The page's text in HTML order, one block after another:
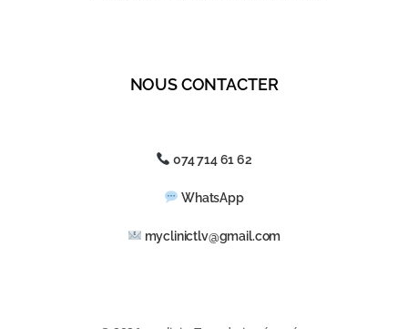
NOUS CONTACTER
074 714 61 62
WhatsApp
myclinictlv@gmail.com